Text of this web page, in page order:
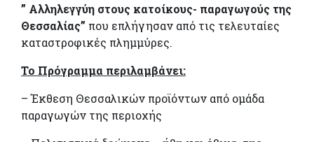
” Αλληλεγγύη στους κατοίκους- παραγωγούς της
Θεσσαλίας” που επλήγησαν από τις τελευταίες
καταστροφικές πλημμύρες.
Το Πρόγραμμα περιλαμβάνει:
– Έκθεση Θεσσαλικών προϊόντων από ομάδα
παραγωγών της περιοχής